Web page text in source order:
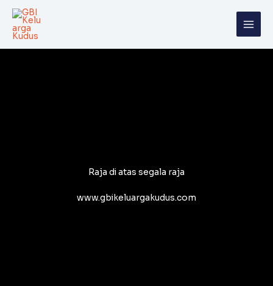
Skip
content
Raja di atas segala raja
www.gbikeluargakudus.com